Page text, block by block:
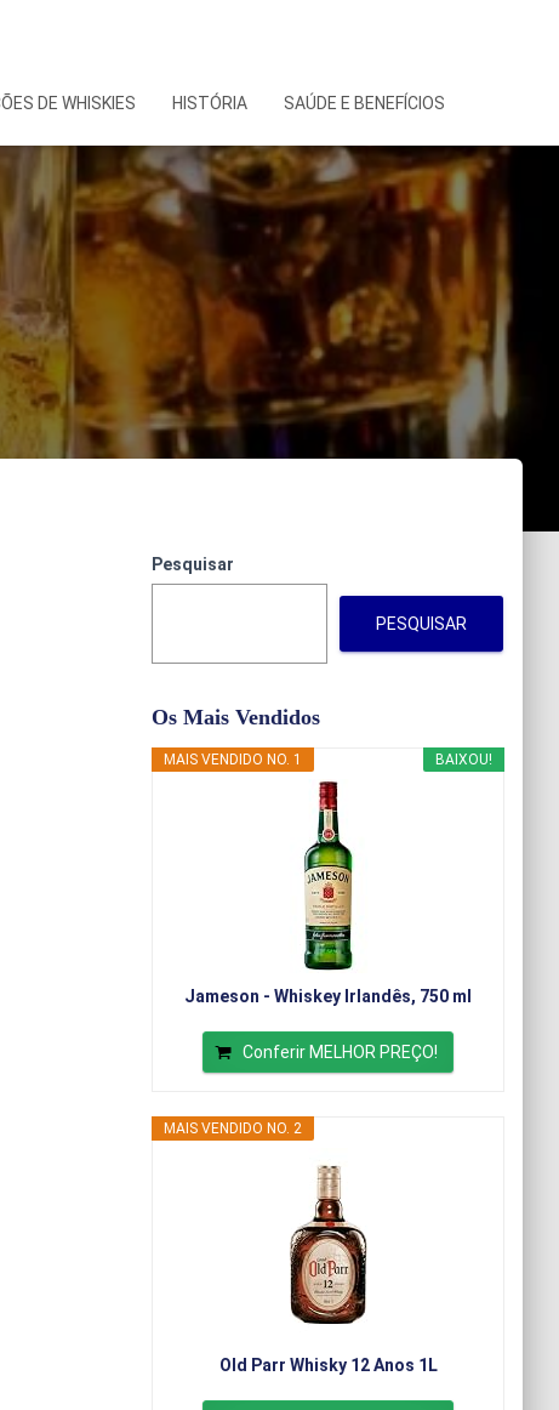
DE WHISKIES HISTÓRIA SAÚDE E BENEFÍCIOS
Pesquisar
PESQUISAR
Os Mais Vendidos
BAIXOU!
MAIS VENDIDO NO. 1
Jameson - Whiskey Irlandês, 750 ml
Conferir MELHOR PREÇO!
MAIS VENDIDO NO. 2
Old Parr Whisky 12 Anos 1L